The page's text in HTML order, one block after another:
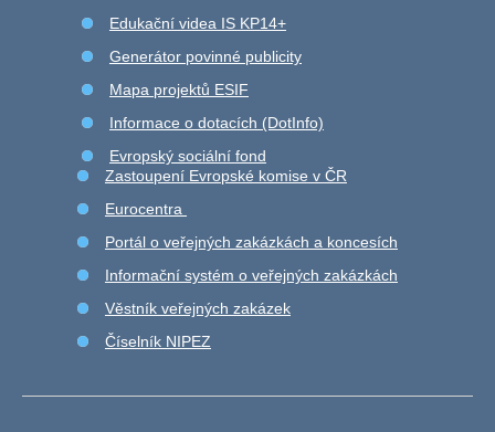
Edukační videa IS KP14+
Generátor povinné publicity
Mapa projektů ESIF
Informace o dotacích (DotInfo)
Evropský sociální fond
Zastoupení Evropské komise v ČR
Eurocentra
Portál o veřejných zakázkách a koncesích
Informační systém o veřejných zakázkách
Věstník veřejných zakázek
Číselník NIPEZ